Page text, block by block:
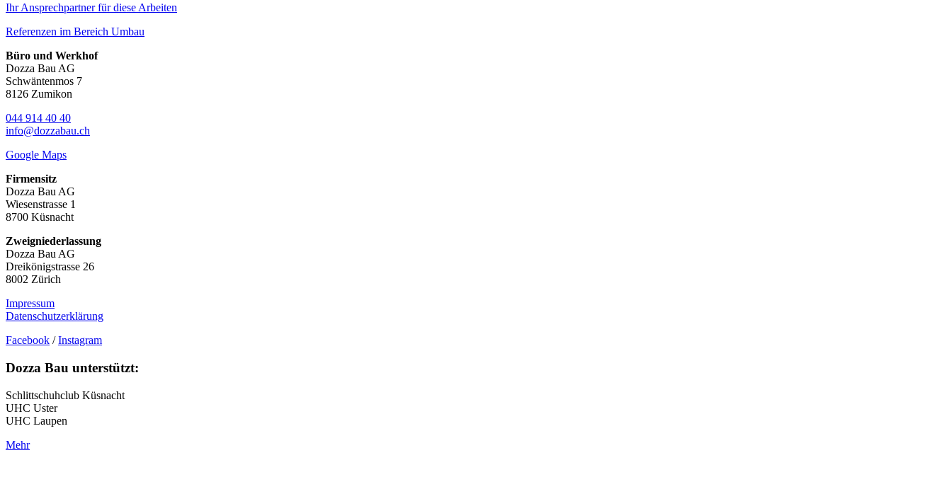
Ihr Ansprechpartner für diese Arbeiten
Referenzen im Bereich Umbau
Büro und Werkhof
Dozza Bau AG
Schwäntenmos 7
8126 Zumikon
044 914 40 40
info@dozzabau.ch
Google Maps
Firmensitz
Dozza Bau AG
Wiesenstrasse 1
8700 Küsnacht
Zweigniederlassung
Dozza Bau AG
Dreikönigstrasse 26
8002 Zürich
Impressum
Datenschutzerklärung
Facebook /Instagram
Dozza Bau unterstützt:
Schlittschuhclub Küsnacht
UHC Uster
UHC Laupen
Mehr